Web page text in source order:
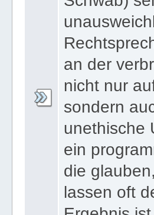
an der
nicht nur
sondern
unethische
ein
die
lassen oft
Ergebnis
Fairness